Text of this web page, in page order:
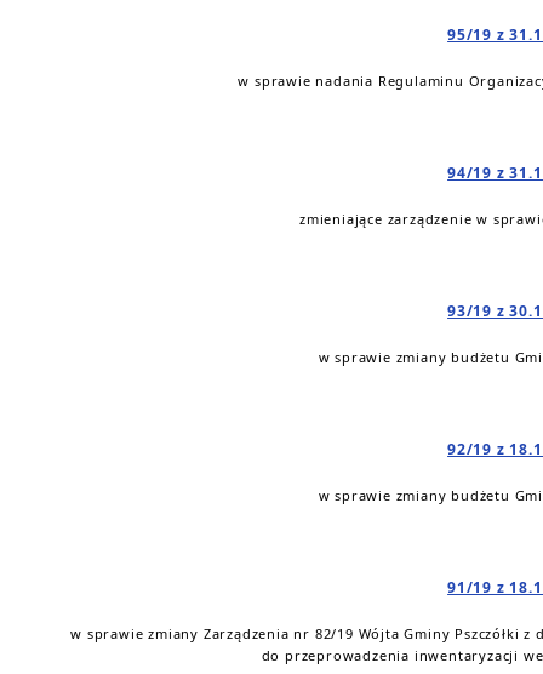
95/19 z
w sprawie nadania Regulaminu
94/19 z
zmieniające zarządzenie w
93/19 z
w sprawie zmiany budżetu
92/19 z
w sprawie zmiany budżetu
91/19 z
w sprawie zmiany Zarządzenia nr 82/19 Wójta Gminy Pszczółki z
do przeprowadzenia inwentaryzacji